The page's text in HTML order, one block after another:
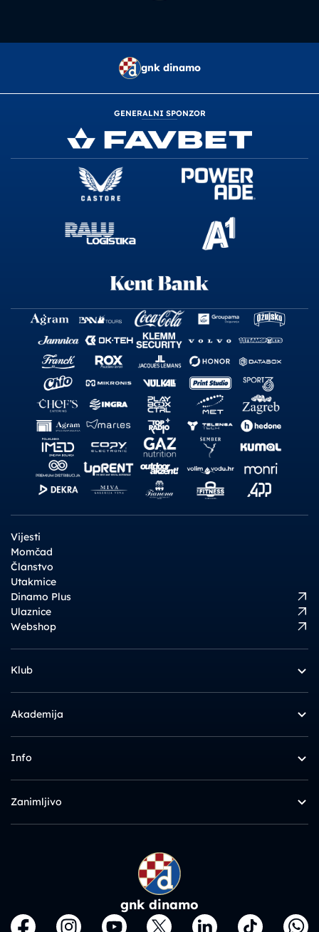
gnk dinamo
GENERALNI SPONZOR
Vijesti
Momčad
Članstvo
Utakmice
Dinamo Plus
Ulaznice
Webshop
Klub
Akademija
Info
Zanimljivo
gnk dinamo